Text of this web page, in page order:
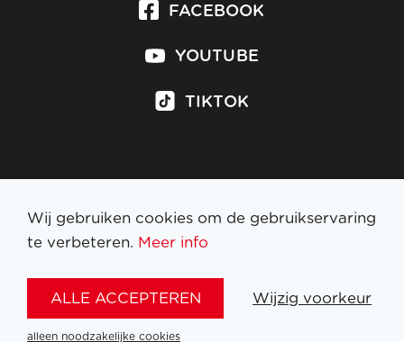
FACEBOOK
YOUTUBE
TIKTOK
Inschrijven op nieuwsbrief
Wij gebruiken cookies om de gebruikservaring
te verbeteren. Meer info
ALLE ACCEPTEREN Wijzig voorkeur
alleen noodzakelijke cookies